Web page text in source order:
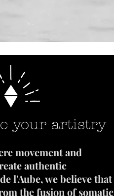
your artistry
movement and
authentic
l'Aube, we believe that
the fusion of somatic